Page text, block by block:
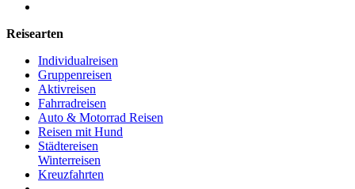
Reisearten
Individualreisen
Gruppenreisen
Aktivreisen
Fahrradreisen
Auto & Motorrad Reisen
Reisen mit Hund
Städtereisen
Winterreisen
Kreuzfahrten